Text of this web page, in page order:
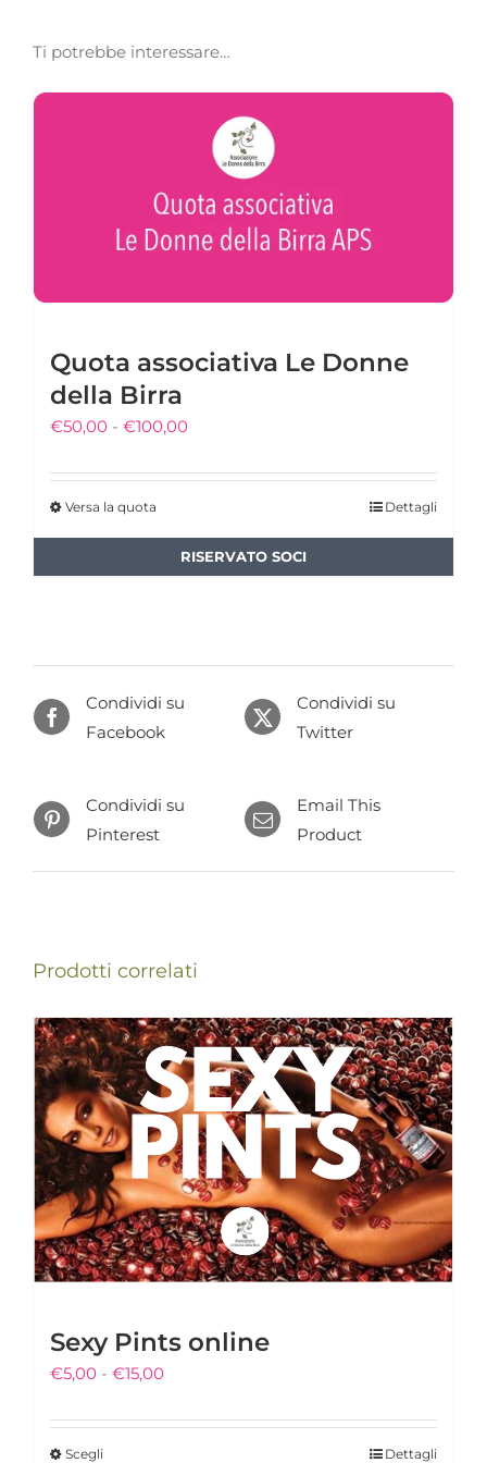
Ti potrebbe interessare…
Quota associativa Le Donne
della Birra
€50,00 - €100,00Fascia
prezzo:
€50,00
a
Versa la quota
prodotto
nella
pagina
Dettagli
Condividi su
Facebook
Condividi su
Twitter
Condividi su
Pinterest
Email This
Product
Prodotti correlati
Sexy Pints online
€5,00 - €15,00Fascia
prezzo:
Scegli Dettagli